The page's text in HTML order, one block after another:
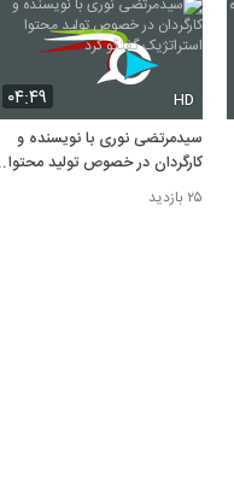
۰۴:۴۹ HD
سیدمرتضی نوری با نویسنده و
کارگردان در خصوص تولید محتوا
استراتژیک گفتگو کرد
۲۵ بازدید